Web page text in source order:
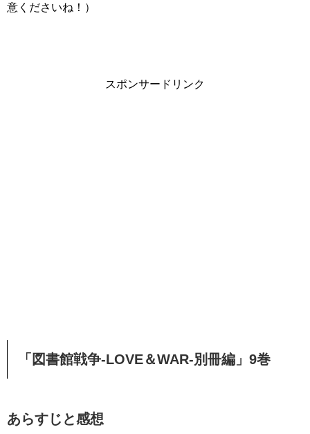
意くださいね！）
スポンサードリンク
「図書館戦争-LOVE＆WAR-別冊編」9巻
あらすじと感想